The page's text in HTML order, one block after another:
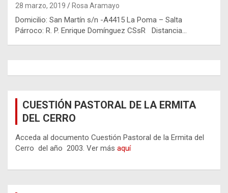
28 marzo, 2019 Rosa Aramayo
Domicilio: San Martín s/n -A4415 La Poma – Salta
Párroco: R. P. Enrique Domínguez CSsR Distancia…
CUESTIÓN PASTORAL DE LA ERMITA
DEL CERRO
Acceda al documento Cuestión Pastoral de la Ermita del
Cerro del año 2003. Ver más aquí